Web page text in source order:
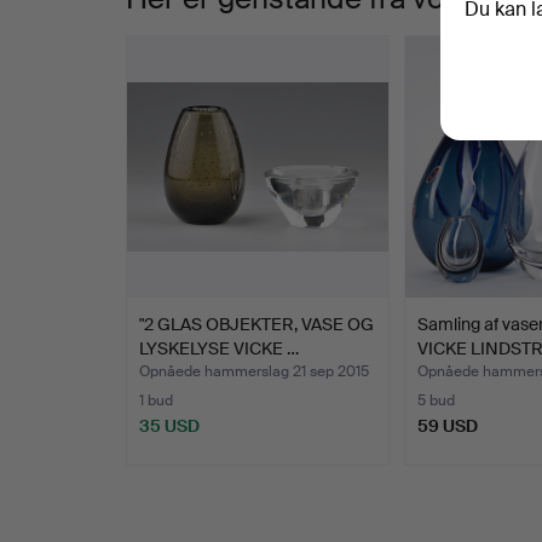
"2 GLAS OBJEKTER, VASE OG
LYSKELYSE VICKE …
Opnåede hammerslag 21 sep 2015
1 bud
35 USD
Samling af
VICKE
Opnåede
5 bud
59 USD
Du kan